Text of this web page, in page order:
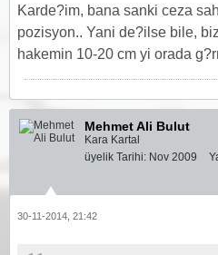
Karde?im, bana sanki ceza
pozisyon.. Yani de?ilse bile,
hakemin 10-20 cm yi orada
Mehmet Ali Bulut
Kara Kartal
üyelik Tarihi: Nov 2009
30-11-2014, 21:42